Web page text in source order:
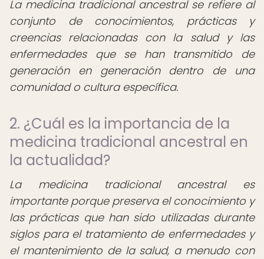
La medicina tradicional ancestral se refiere al
conjunto de conocimientos, prácticas y
creencias relacionadas con la salud y las
enfermedades que se han transmitido de
generación en generación dentro de una
comunidad o cultura específica.
2. ¿Cuál es la importancia de la
medicina tradicional ancestral en
la actualidad?
La medicina tradicional ancestral es
importante porque preserva el conocimiento y
las prácticas que han sido utilizadas durante
siglos para el tratamiento de enfermedades y
el mantenimiento de la salud, a menudo con